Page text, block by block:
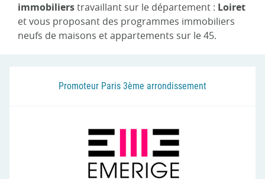
immobilierstravaillant sur le département : Loiret
et vous proposant des programmes immobiliers
neufs de maisons et appartements sur le 45.
Promoteur Paris 3ème arrondissement